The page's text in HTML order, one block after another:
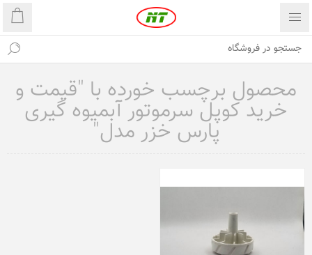
محصول برچسب خورده با "قیمت و
خرید کوپل سرموتور آبمیوه گیری
پارس خزر مدل"